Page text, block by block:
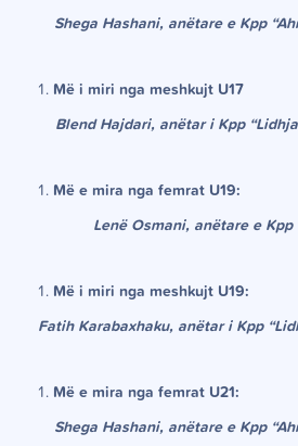
Shega Hashani, anëtare e Kpp
Më i miri nga meshkujt U17
Blend Hajdari, anëtar i Kpp
Më e mira nga femrat U19:
Lenë Osmani, anëtare e Kpp
Më i miri nga meshkujt U19:
Fatih Karabaxhaku, anëtar i Kpp
Më e mira nga femrat U21:
Shega Hashani, anëtare e Kpp